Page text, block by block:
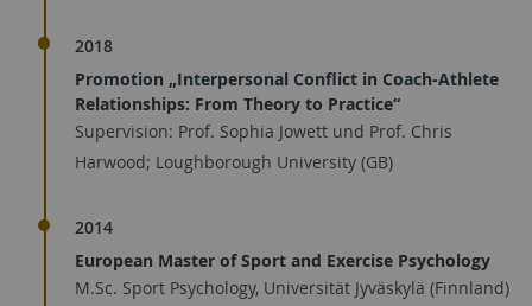
2018
Promotion „Interpersonal Conflict in Coach-Athlete
Relationships: From Theory to Practice“
Supervision: Prof. Sophia Jowett und Prof. Chris
Harwood; Loughborough University (GB)
2014
European Master of Sport and Exercise Psychology
M.Sc. Sport Psychology, Universität Jyväskylä (Finnland)